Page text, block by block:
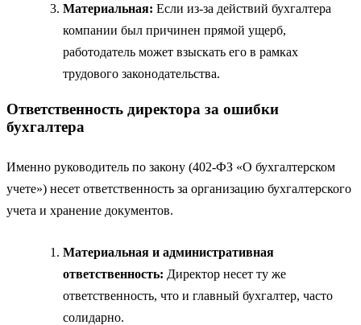
Материальная: Если из-за действий бухгалтера
компании был причинен прямой ущерб,
работодатель может взыскать его в рамках
трудового законодательства.
Ответственность директора за ошибки
бухгалтера
Именно руководитель по закону (402-ФЗ «О бухгалтерском
учете») несет ответственность за организацию бухгалтерского
учета и хранение документов.
Материальная и административная
ответственность: Директор несет ту же
ответственность, что и главный бухгалтер, часто
солидарно.